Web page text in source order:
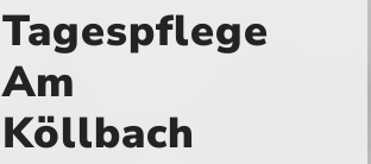
Tagespflege
Am
Köllbach